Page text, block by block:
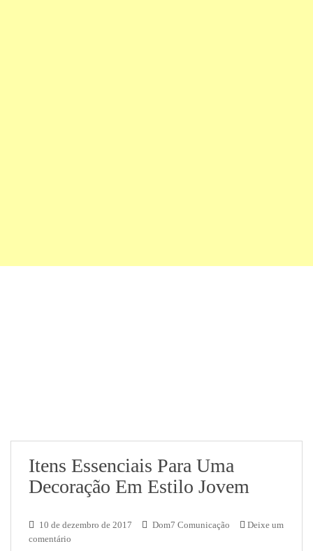
Itens Essenciais Para Uma
Decoração Em Estilo Jovem
10 de dezembro de 2017 Dom7 Comunicação
Deixe um
comentário